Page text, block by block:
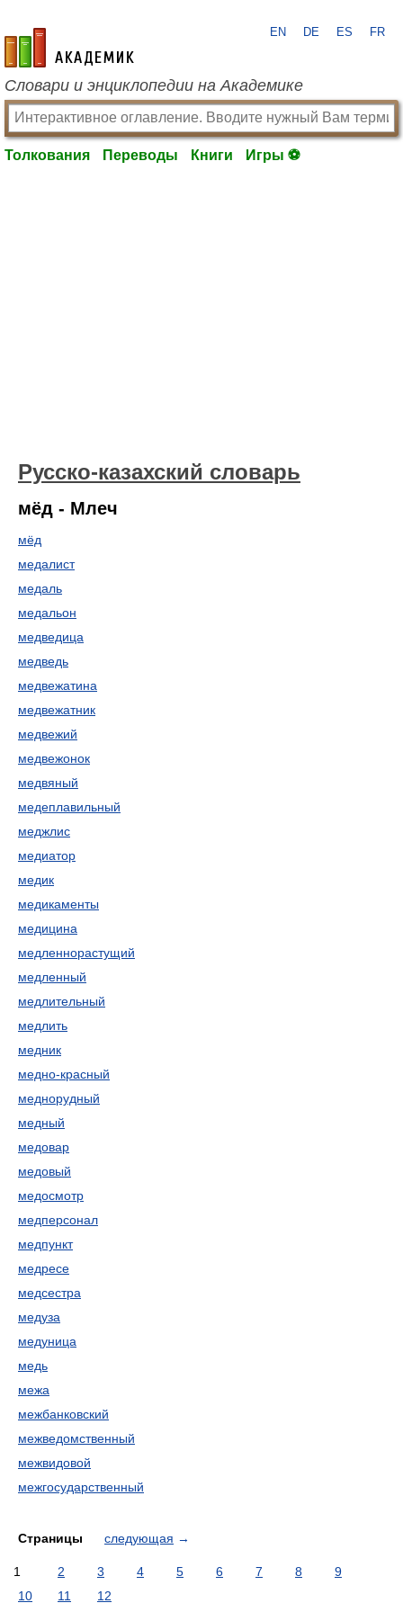
academic.ru
EN DE ES FR
Словари и энциклопедии на Академике
Толкования Переводы Книги Игры ⚽
Русско-казахский словарь
мёд - Млеч
мёд
медалист
медаль
медальон
медведица
медведь
медвежатина
медвежатник
медвежий
медвежонок
медвяный
медеплавильный
меджлис
медиатор
медик
медикаменты
медицина
медленнорастущий
медленный
медлительный
медлить
медник
медно-красный
меднорудный
медный
медовар
медовый
медосмотр
медперсонал
медпункт
медресе
медсестра
медуза
медуница
медь
межа
межбанковский
межведомственный
межвидовой
межгосударственный
Страницы следующая →
1 2 3 4 5 6 7 8
9
10
11 12